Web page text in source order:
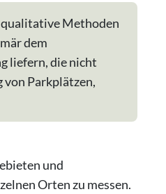
qualitative Methoden
dem
liefern, die nicht
von Parkplätzen,
und
Orten zu messen.